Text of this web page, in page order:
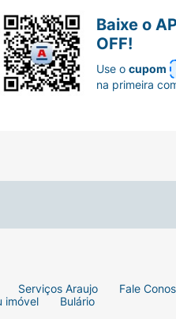
A Ponta Dos Dedos
Serviços Araujo
Fale
imóvel Bulário
Baixe o
OFF!
Use ocupom
na primeira